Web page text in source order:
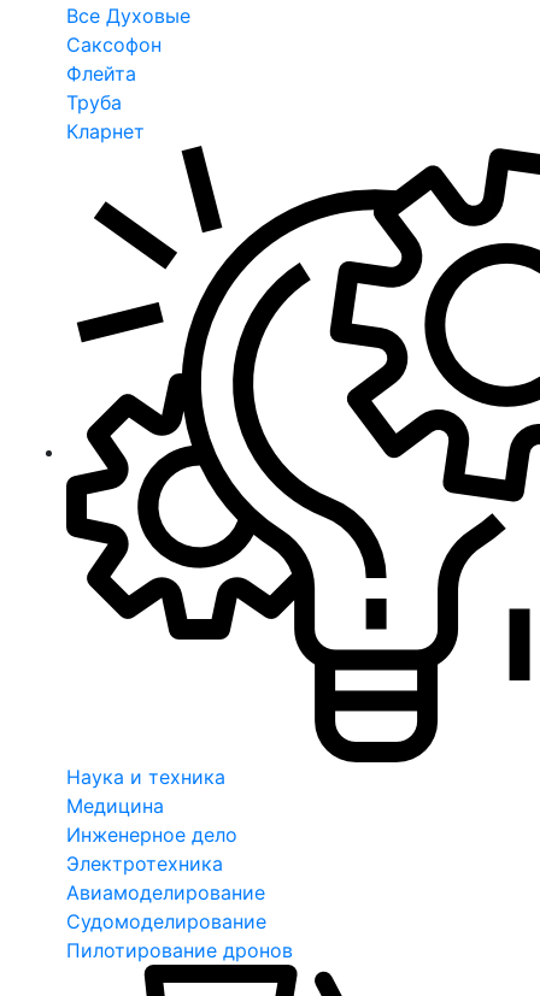
Все Духовые
Саксофон
Флейта
Труба
Кларнет
Наука и техника
Медицина
Инженерное дело
Электротехника
Авиамоделирование
Судомоделирование
Пилотирование дронов